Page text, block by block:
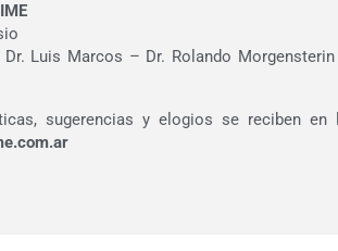
Luis Marcos – Dr. Rolando
sugerencias y elogios se reciben en